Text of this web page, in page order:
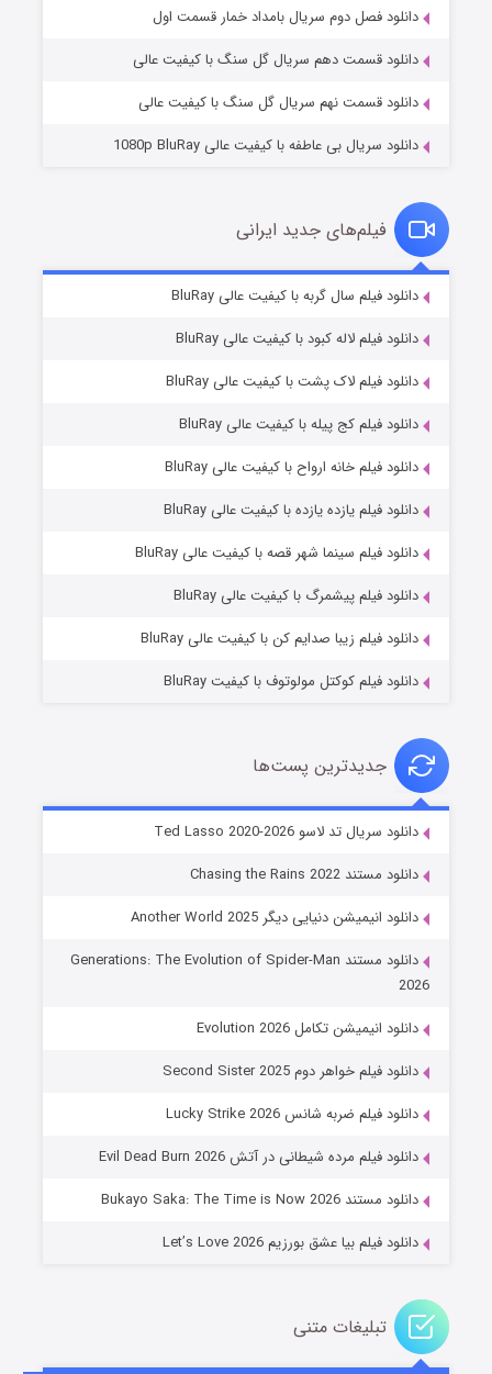
قسمت۲ (زیرنویس) منتشر شد
قسمت۷ (زیرنویس) منتشر شد
خاندان اژدها فصل ۳
جادوگری در مغولستان
دانلود فصل دوم سریال بامداد خمار قسمت اول
دانلود قسمت دهم سریال گل سنگ با کیفیت عالی
دانلود قسمت نهم سریال گل سنگ با کیفیت عالی
دانلود سریال بی عاطفه با کیفیت عالی 1080p BluRay
فیلم‌های جدید ایرانی
دانلود فیلم سال گربه با کیفیت عالی BluRay
دانلود فیلم لاله کبود با کیفیت عالی BluRay
دانلود فیلم لاک پشت با کیفیت عالی BluRay
دانلود فیلم کج‌ پیله با کیفیت عالی BluRay
دانلود فیلم خانه ارواح با کیفیت عالی BluRay
دانلود فیلم یازده یازده با کیفیت عالی BluRay
دانلود فیلم سینما شهر قصه با کیفیت عالی BluRay
دانلود فیلم پیشمرگ با کیفیت عالی BluRay
دانلود فیلم زیبا صدایم کن با کیفیت عالی BluRay
دانلود فیلم کوکتل مولوتوف با کیفیت BluRay
جدیدترین پست‌ها
دانلود سریال تد لاسو Ted Lasso 2020-2026
دانلود مستند Chasing the Rains 2022
دانلود انیمیشن دنیایی دیگر Another World 2025
دانلود مستند Generations: The Evolution of Spider-Man
2026
دانلود انیمیشن تکامل Evolution 2026
دانلود فیلم خواهر دوم Second Sister 2025
دانلود فیلم ضربه شانس Lucky Strike 2026
دانلود فیلم مرده شیطانی در آتش Evil Dead Burn 2026
دانلود مستند Bukayo Saka: The Time is Now 2026
دانلود فیلم بیا عشق بورزیم Let’s Love 2026
تبلیغات متنی